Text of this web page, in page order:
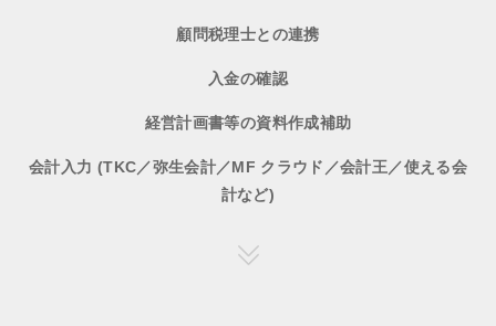
顧問税理士との連携
入金の確認
経営計画書等の資料作成補助
会計入力 (TKC／弥生会計／MF クラウド／会計王／使える会
計など)